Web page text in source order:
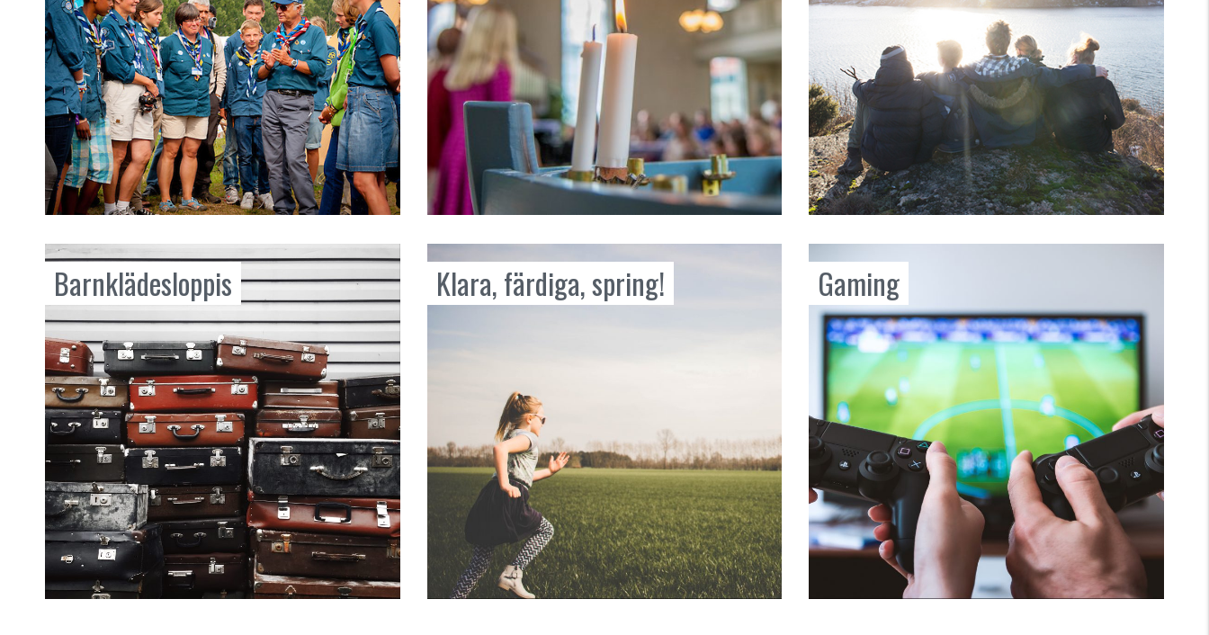
Barnklädesloppis Klara, färdiga, spring! Gaming